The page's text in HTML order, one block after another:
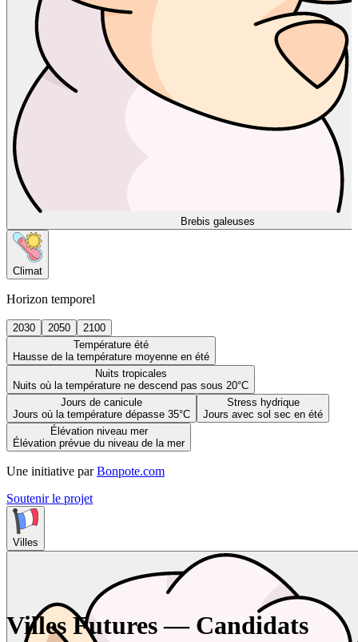
Brebis galeuses
Climat
Horizon temporel
2030 2050
2100
Température été
Hausse de la température moyenne en été
Nuits tropicales
Nuits où la température ne descend pas sous 20°C
Jours de canicule
Jours où la température dépasse 35°C
Stress hydrique
Jours avec sol sec en été
Élévation niveau mer
Élévation prévue du niveau de la mer
Une initiative par Bonpote.com
Soutenir le projet
Villes
Villes Futures — Candidats